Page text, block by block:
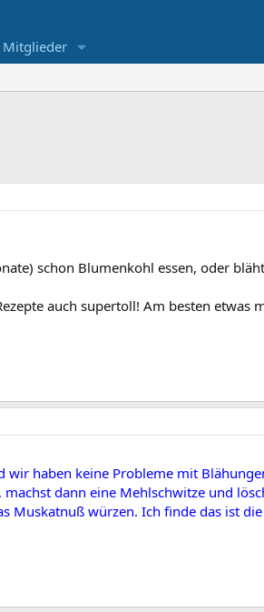
Mitglieder
schon Blumenkohl essen, oder
auch supertoll! Am besten etwas
haben keine Probleme mit
dann eine Mehlschwitze und
Muskatnuß würzen. Ich finde das ist